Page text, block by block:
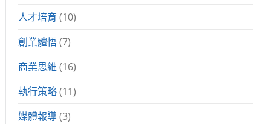
人才培育 (10)
創業體悟(7)
商業思維 (16)
執行策略(11)
媒體報導(3)